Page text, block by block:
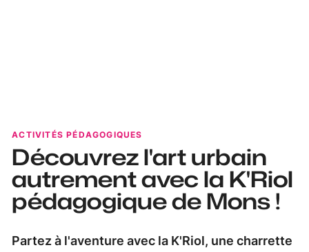
ACTIVITÉS PÉDAGOGIQUES
Découvrez l'art urbain
autrement avec la K'Riol
pédagogique de Mons !
Partez à l'aventure avec la K'Riol, une charrette